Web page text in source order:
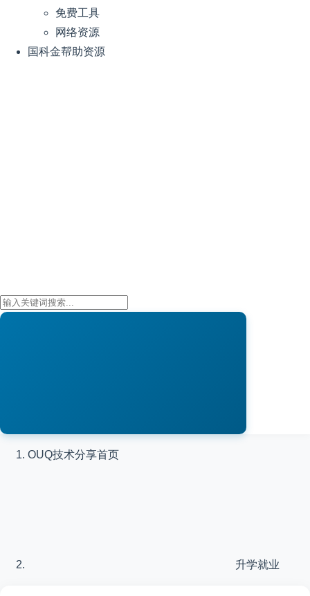
免费工具
网络资源
国科金帮助资源
OUQ技术分享首页
升学就业